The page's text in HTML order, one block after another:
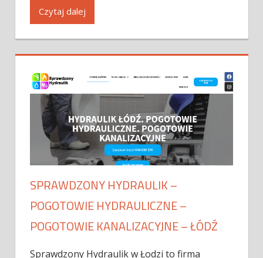
Czytaj dalej
SPRAWDZONY HYDRAULIK –
POGOTOWIE HYDRAULICZNE –
POGOTOWIE KANALIZACYJNE – ŁÓDŹ
Sprawdzony Hydraulik w Łodzi to firma